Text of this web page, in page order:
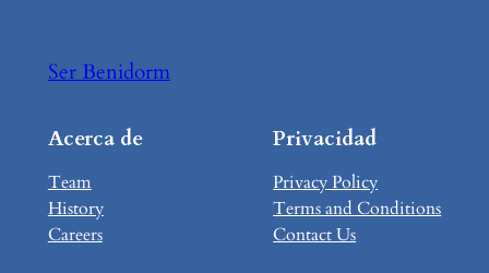
Ser Benidorm
Acerca de
Team
History
Careers
Privacidad
Privacy Policy
Terms and Conditions
Contact Us